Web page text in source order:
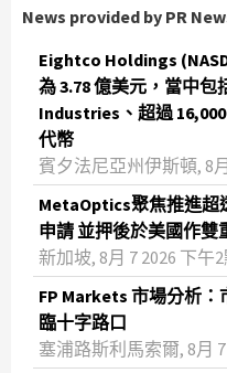
News provided by PR
Eightco Holdings
為 3.78 億美元，當中包
Industries、超過
代幣
賓夕法尼亞州伊斯頓, 8
MetaOptics聚焦推進超
申請 並押後於美國作雙
新加坡, 8月 7 2026 下午
FP Markets 市場分析
臨十字路口
塞浦路斯利馬索爾, 8月